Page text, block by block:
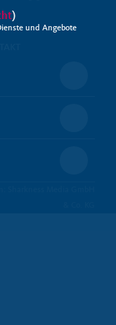
)
und Angebote